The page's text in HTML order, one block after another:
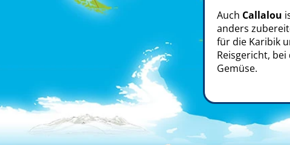
Auch Callalou
anders
für die Karibik
Reisgericht,
Gemüse.